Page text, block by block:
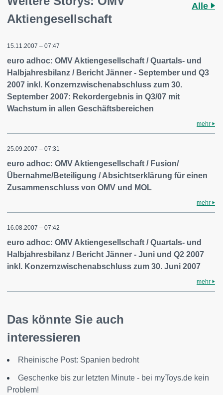
Aktiengesellschaft
Alle
15.11.2007 – 07:47
euro adhoc: OMV Aktiengesellschaft / Quartals- und
Halbjahresbilanz / Bericht Jänner - September und Q3
2007 inkl. Konzernzwischenabschluss zum 30.
September 2007: Rekordergebnis in Q3/07 mit
Wachstum in allen Geschäftsbereichen
mehr
25.09.2007 – 07:31
euro adhoc: OMV Aktiengesellschaft / Fusion/
Übernahme/Beteiligung / Absichtserklärung für einen
Zusammenschluss von OMV und MOL
mehr
16.08.2007 – 07:42
euro adhoc: OMV Aktiengesellschaft / Quartals- und
Halbjahresbilanz / Bericht Jänner - Juni und Q2 2007
inkl. Konzernzwischenabschluss zum 30. Juni 2007
mehr
Das könnte Sie auch
interessieren
Rheinische Post: Spanien bedroht
Geschenke bis zur letzten Minute - bei myToys.de kein
Problem!